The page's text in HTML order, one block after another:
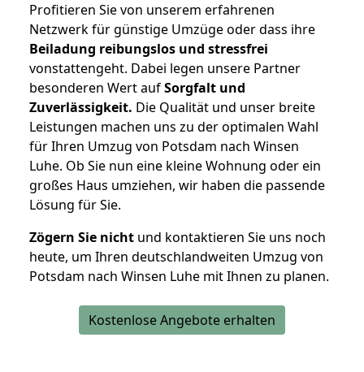
Profitieren Sie von unserem erfahrenen
Netzwerk für günstige Umzüge oder dass ihre
Beiladung reibungslos und stressfrei
vonstattengeht. Dabei legen unsere Partner
besonderen Wert aufSorgfalt und
Zuverlässigkeit. Die Qualität und unser breite
Leistungen machen uns zu der optimalen Wahl
für Ihren Umzug von Potsdam nach Winsen
Luhe. Ob Sie nun eine kleine Wohnung oder ein
großes Haus umziehen, wir haben die passende
Lösung für Sie.
Zögern Sie nicht und kontaktieren Sie uns noch
heute, um Ihren deutschlandweiten Umzug von
Potsdam nach Winsen Luhe mit Ihnen zu planen.
Kostenlose Angebote erhalten